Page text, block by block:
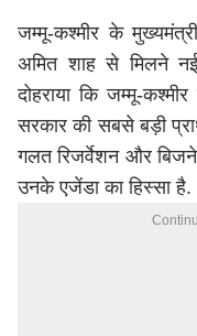
जम्मू-कश्मीर के
अमित शाहसे मिलने नई
दोहराया कि जम्मू-
सरकार की सबसे बड़ी
गलत रिजर्वेशन और
उनके एजेंडा का हिस्सा है.